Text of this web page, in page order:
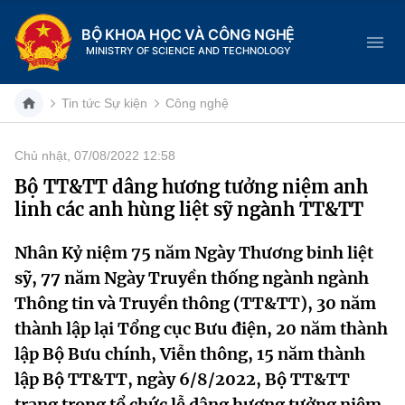
BỘ KHOA HỌC VÀ CÔNG NGHỆ
MINISTRY OF SCIENCE AND TECHNOLOGY
Danh mục
Trang chủ
Giới thiệu
Chức năng nhiệm vụ
Cơ cấu tổ chức
Lịch sử phát triển
Tin tức sự kiện
Khoa học và Công nghệ
Đổi mới sáng tạo
Dịch vụ công
Hệ thống văn bản
Tin tức Sự kiện Công nghệ
Chủ nhật, 07/08/2022 12:58
Bộ TT&TT dâng hương tưởng niệm anh
linh các anh hùng liệt sỹ ngành TT&TT
Nhân Kỷ niệm 75 năm Ngày Thương binh liệt
sỹ, 77 năm Ngày Truyền thống ngành ngành
Thông tin và Truyền thông (TT&TT), 30 năm
thành lập lại Tổng cục Bưu điện, 20 năm thành
lập Bộ Bưu chính, Viễn thông, 15 năm thành
lập Bộ TT&TT, ngày 6/8/2022, Bộ TT&TT